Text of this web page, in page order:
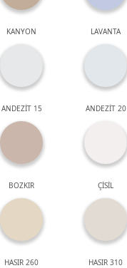
KANYON LAVANTA
ANDEZİT 15 ANDEZİT 20
BOZKIR ÇİSİL
HASIR 260 HASIR 310